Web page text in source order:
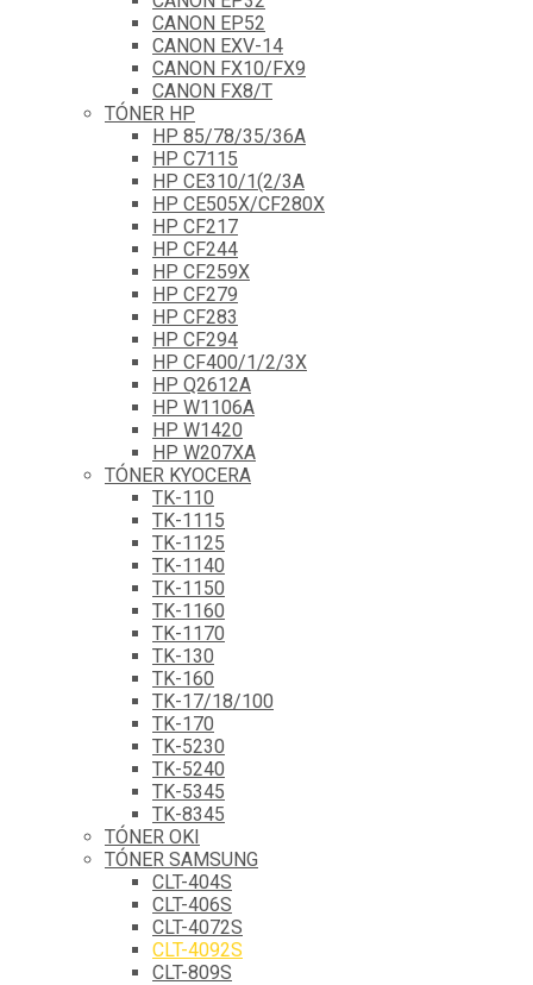
CANON EP52
CANON EXV-14
CANON FX10/FX9
CANON FX8/T
TÓNER HP
HP 85/78/35/36A
HP C7115
HP CE310/1(2/3A
HP CE505X/CF280X
HP CF217
HP CF244
HP CF259X
HP CF279
HP CF283
HP CF294
HP CF400/1/2/3X
HP Q2612A
HP W1106A
HP W1420
HP W207XA
TÓNER KYOCERA
TK-110
TK-1115
TK-1125
TK-1140
TK-1150
TK-1160
TK-1170
TK-130
TK-160
TK-17/18/100
TK-170
TK-5230
TK-5240
TK-5345
TK-8345
TÓNER OKI
TÓNER SAMSUNG
CLT-404S
CLT-406S
CLT-4072S
CLT-4092S
CLT-809S